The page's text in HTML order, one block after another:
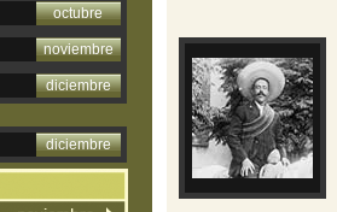
octubre
noviembre
diciembre
diciembre